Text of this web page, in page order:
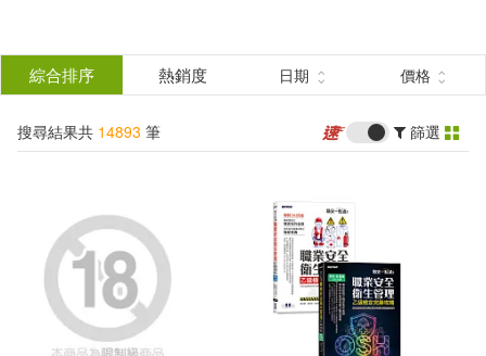
結
分類 (單選)
所有商品(14893) 圖書(9837)
影音(375)
美妝(16)
家居生活(150)
作者 (可複選)
綜合排序 熱銷度 日期 價格
搜尋結果共 14893 筆 篩選